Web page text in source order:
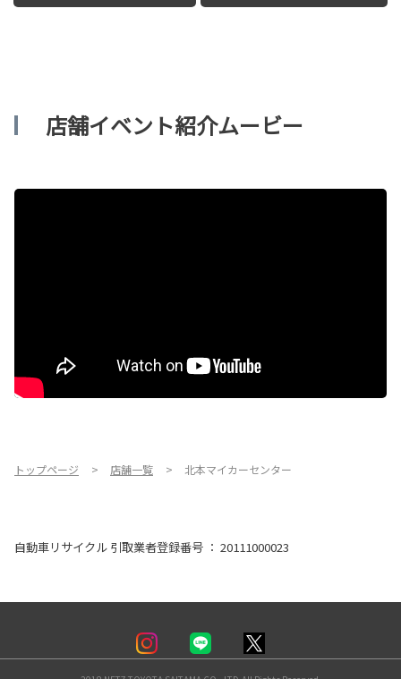
店舗イベント紹介ムービー
トップページ 店舗一覧 北本マイカーセンター
自動車リサイクル 引取業者登録番号 ： 20111000023